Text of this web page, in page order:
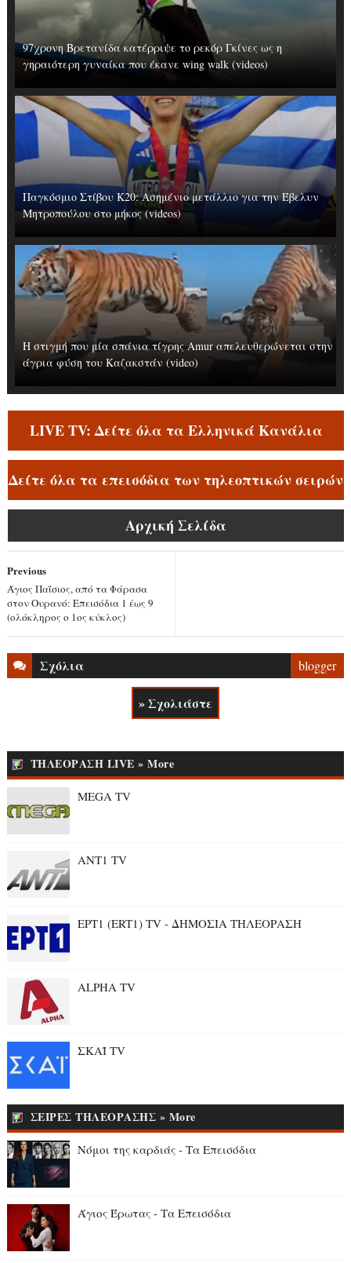
97χρονη Βρετανίδα κατέρριψε το ρεκόρ Γκίνες ως η
γηραιότερη γυναίκα που έκανε wing walk (videos)
Παγκόσμιο Στίβου Κ20: Ασημένιο μετάλλιο για την Έβελυν
Μητροπούλου στο μήκος (videos)
Η στιγμή που μία σπάνια τίγρης Amur απελευθερώνεται στην
άγρια φύση του Καζακστάν (video)
LIVE TV: Δείτε όλα τα Ελληνικά Κανάλια
Δείτε όλα τα επεισόδια των τηλεοπτικών σειρών
Αρχική Σελίδα
Previous
Άγιος Παΐσιος, από τα Φάρασα
στον Ουρανό: Επεισόδια 1 έως 9
(ολόκληρος ο 1ος κύκλος)
Σχόλια blogger
» Σχολιάστε
ΤΗΛΕΟΡΑΣΗ LIVE » More
MEGA TV
ANT1 TV
ΕΡΤ1 (ERT1) TV - ΔΗΜΟΣΙΑ ΤΗΛΕΟΡΑΣΗ
ALPHA TV
ΣΚΑΪ TV
ΣΕΙΡΕΣ ΤΗΛΕΟΡΑΣΗΣ » More
Νόμοι της καρδιάς - Τα Επεισόδια
Άγιος Έρωτας - Τα Επεισόδια